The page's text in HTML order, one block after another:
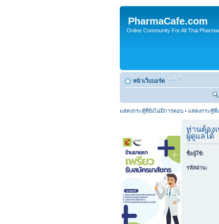
PharmaCafe.com
Online Community For All Thai
หน้าเว็บบอร์ด
แสดงกระทู้ที่ยังไม่มีการตอบ • แสดงกระทู้ที่
ท่านต้อง
ผู้ดูแลได้
ชื่อผู้ใช้:
รหัสผ่าน: